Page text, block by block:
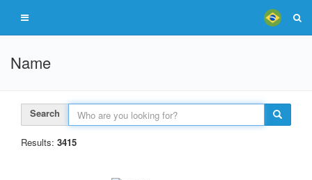
Name
Search
Results: 3415